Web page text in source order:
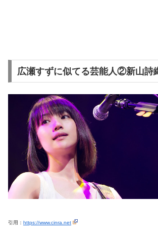
広瀬すずに似てる芸能人②新山詩
引用： https://www.cinra.net